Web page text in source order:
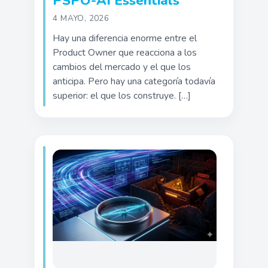
4 MAYO, 2026
Hay una diferencia enorme entre el
Product Owner que reacciona a los
cambios del mercado y el que los
anticipa. Pero hay una categoría todavía
superior: el que los construye. […]